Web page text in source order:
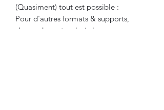
(Quasiment) tout est possible :
Pour d'autres formats & supports,
demandez votre devis !